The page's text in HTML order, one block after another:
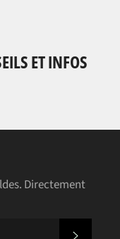
ET INFOS
Directement